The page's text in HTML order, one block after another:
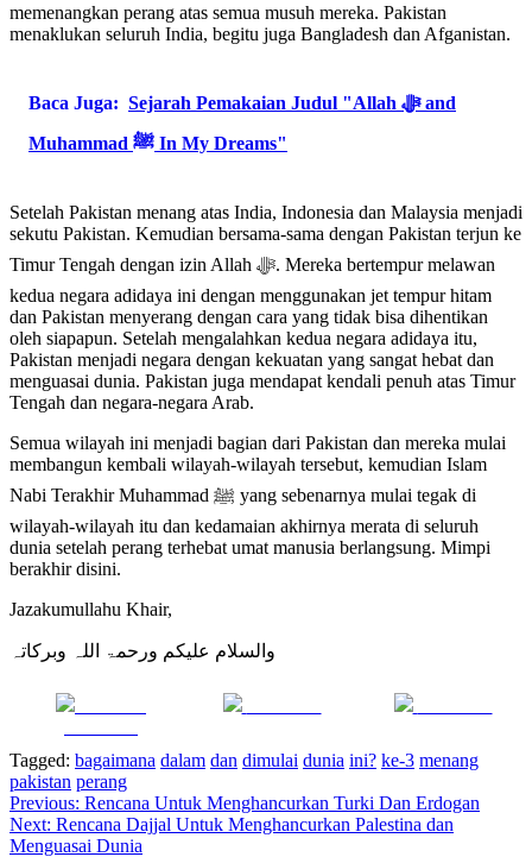
memenangkan perang atas semua musuh mereka. Pakistan
menaklukan seluruh India, begitu juga Bangladesh dan Afganistan.
Baca Juga: Sejarah Pemakaian Judul "Allah ﷻ and
Muhammad ﷺ In My Dreams"
Setelah Pakistan menang atas India, Indonesia dan Malaysia menjadi
sekutu Pakistan. Kemudian bersama-sama dengan Pakistan terjun ke
Timur Tengah dengan izin Allah ﷻ. Mereka bertempur melawan
kedua negara adidaya ini dengan menggunakan jet tempur hitam
dan Pakistan menyerang dengan cara yang tidak bisa dihentikan
oleh siapapun. Setelah mengalahkan kedua negara adidaya itu,
Pakistan menjadi negara dengan kekuatan yang sangat hebat dan
menguasai dunia. Pakistan juga mendapat kendali penuh atas Timur
Tengah dan negara-negara Arab.
Semua wilayah ini menjadi bagian dari Pakistan dan mereka mulai
membangun kembali wilayah-wilayah tersebut, kemudian Islam
Nabi Terakhir Muhammad ﷺ yang sebenarnya mulai tegak di
wilayah-wilayah itu dan kedamaian akhirnya merata di seluruh
dunia setelah perang terhebat umat manusia berlangsung. Mimpi
berakhir disini.
Jazakumullahu Khair,
والسلام علیکم ورحمۃ اللہ وبرکاتہ
Tagged: bagaimana dalam dan dimulai dunia ini? ke-3 menang
pakistan perang
Navigasi
pos
Previous: Rencana Untuk Menghancurkan Turki Dan Erdogan
Next: Rencana Dajjal Untuk Menghancurkan Palestina dan
Menguasai Dunia